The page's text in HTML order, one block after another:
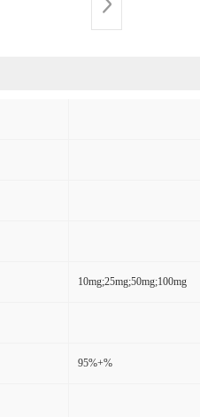
10mg;25mg;50mg;100mg
95%+%